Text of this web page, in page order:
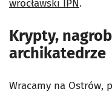
wrocławski IPN.
Krypty,
archikatedrze
Wracamy na Ostrów,